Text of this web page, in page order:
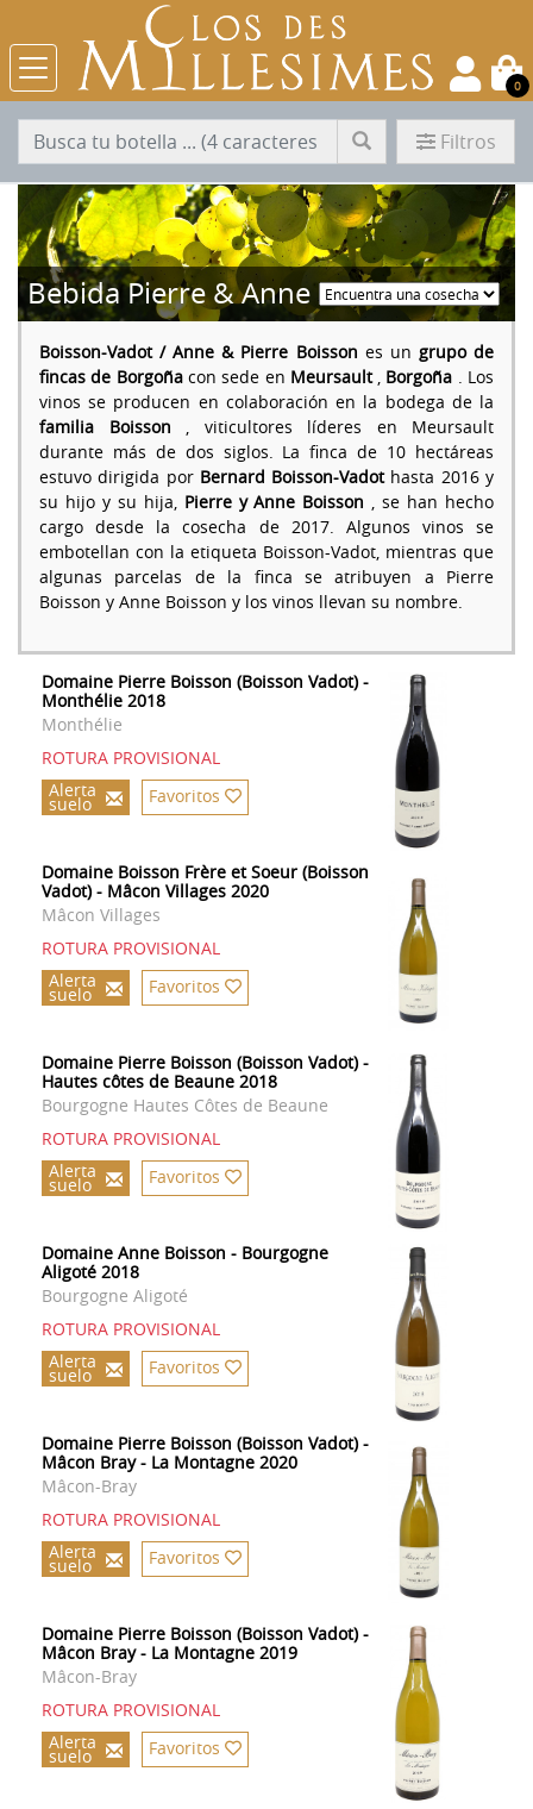
0
Filtros
Bebida Pierre & Anne
Boisson-Vadot / Anne & Pierre Boisson es un grupo de
fincas de Borgoñacon sede en Meursault, Borgoña . Los
vinos se producen en colaboración en la bodega de la
familia Boisson , viticultores líderes en Meursault
durante más de dos siglos. La finca de 10 hectáreas
estuvo dirigida por Bernard Boisson-Vadothasta 2016 y
su hijo y su hija, Pierre y Anne Boisson , se han hecho
cargo desde la cosecha de 2017. Algunos vinos se
embotellan con la etiqueta Boisson-Vadot, mientras que
algunas parcelas de la finca se atribuyen a Pierre
Boisson y Anne Boisson y los vinos llevan su nombre.
Domaine Pierre Boisson (Boisson Vadot) -
Monthélie 2018
Monthélie
ROTURA PROVISIONAL
Alerta
suelo Favoritos
Domaine Boisson Frère et Soeur (Boisson
Vadot) - Mâcon Villages 2020
Mâcon Villages
ROTURA PROVISIONAL
Alerta
suelo Favoritos
Domaine Pierre Boisson (Boisson Vadot) -
Hautes côtes de Beaune 2018
Bourgogne Hautes Côtes de Beaune
ROTURA PROVISIONAL
Alerta
suelo Favoritos
Domaine Anne Boisson - Bourgogne
Aligoté 2018
Bourgogne Aligoté
ROTURA PROVISIONAL
Alerta
suelo Favoritos
Domaine Pierre Boisson (Boisson Vadot) -
Mâcon Bray - La Montagne 2020
Mâcon-Bray
ROTURA PROVISIONAL
Alerta
suelo Favoritos
Domaine Pierre Boisson (Boisson Vadot) -
Mâcon Bray - La Montagne 2019
Mâcon-Bray
ROTURA PROVISIONAL
Alerta
suelo Favoritos